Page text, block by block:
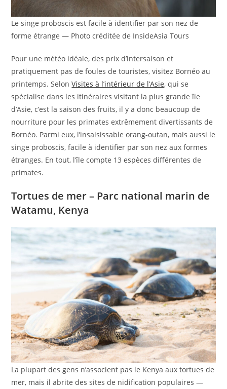
Le singe proboscis est facile à identifier par son nez de
forme étrange — Photo créditée de InsideAsia Tours
Pour une météo idéale, des prix d’intersaison et
pratiquement pas de foules de touristes, visitez Bornéo au
printemps. SelonVisites à l’intérieur de l’Asie, qui se
spécialise dans les itinéraires visitant la plus grande île
d’Asie, c’est la saison des fruits, il y a donc beaucoup de
nourriture pour les primates extrêmement divertissants de
Bornéo. Parmi eux, l’insaisissable orang-outan, mais aussi le
singe proboscis, facile à identifier par son nez aux formes
étranges. En tout, l’île compte 13 espèces différentes de
primates.
Tortues de mer – Parc national marin de
Watamu, Kenya
La plupart des gens n’associent pas le Kenya aux tortues de
mer, mais il abrite des sites de nidification populaires —